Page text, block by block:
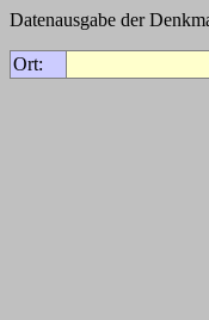
Datenausgabe der
Ort: